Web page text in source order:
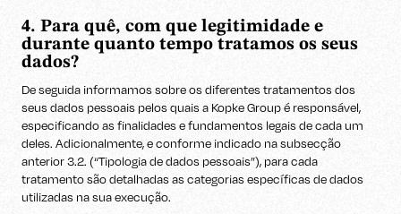
4. Para quê, com que legitimidade e
durante quanto tempo tratamos os seus
dados?
De seguida informamos sobre os diferentes tratamentos dos
seus dados pessoais pelos quais a Kopke Group é responsável,
especificando as finalidades e fundamentos legais de cada um
deles. Adicionalmente, e conforme indicado na subsecção
anterior 3.2. (“Tipologia de dados pessoais”), para cada
tratamento são detalhadas as categorias específicas de dados
utilizadas na sua execução.